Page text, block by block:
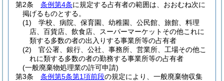
第2条
条例第4条に規定する占有者の範囲は、おおむね次に
掲げるものとする。
(1)
学校、病院、保育園、幼稚園、公民館、旅館、料理
店、百貨店、飲食店、スーパーマーケットその他これに
類する多数の者の出入りする事業所等の占有者
(2)
官公署、銀行、公社、事務所、営業所、工場その他こ
れに類する多数の者の勤務する事業所等の占有者
(一般廃棄物処理業の許可申請)
第3条
条例第5条第1項前段の規定により、一般廃棄物収集